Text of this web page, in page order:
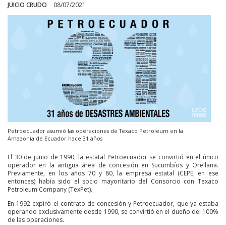
JUICIO CRUDO 08/07/2021
Petroecuador asumió las operaciones de Texaco Petroleum en la
Amazonía de Ecuador hace 31 años
El 30 de junio de 1990, la estatal Petroecuador se convirtió en el único
operador en la antigua área de concesión en Sucumbíos y Orellana.
Previamente, en los años 70 y 80, la empresa estatal (CEPE, en ese
entonces) había sido el socio mayoritario del Consorcio con Texaco
Petroleum Company (TexPet).
En 1992 expiró el contrato de concesión y Petroecuador, que ya estaba
operando exclusivamente desde 1990, se convirtió en el dueño del 100%
de las operaciones.